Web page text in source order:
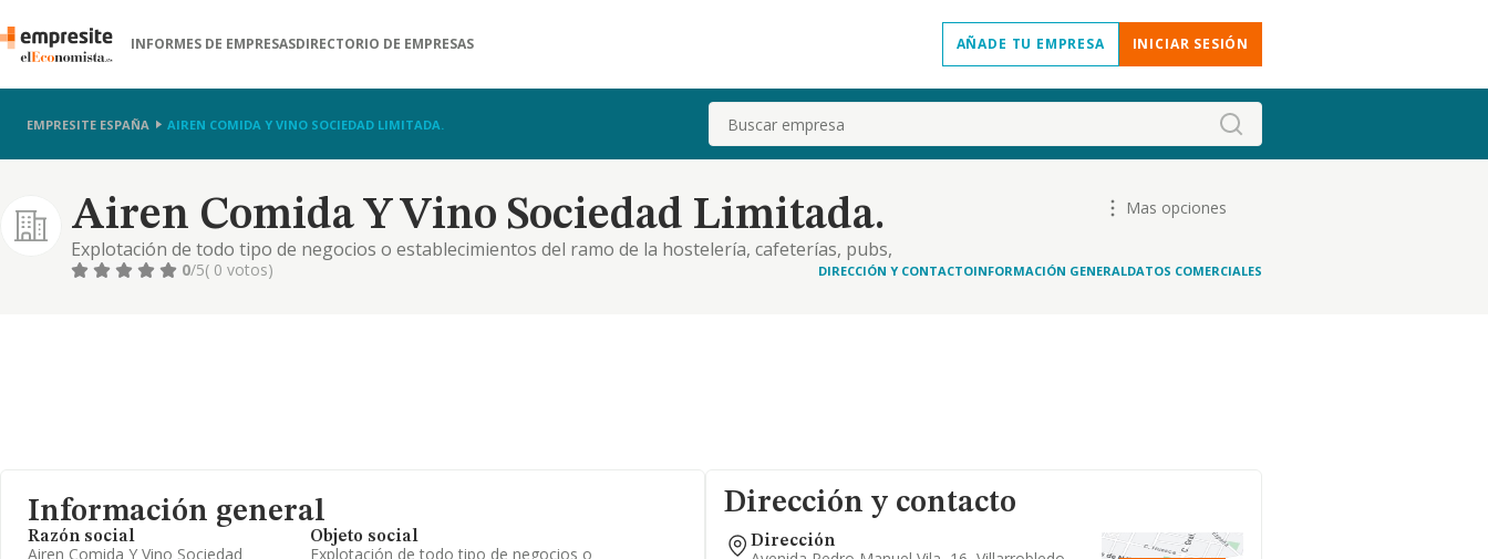
INFORMES DE EMPRESASDIRECTORIO DE EMPRESAS AÑADE TU EMPRESA INICIAR SESIÓN
EMPRESITE ESPAÑA AIREN COMIDA Y VINO SOCIEDAD LIMITADA. Buscar
Airen Comida Y Vino Sociedad Limitada.
Explotación de todo tipo de negocios o establecimientos del ramo de la hostelería, cafeterías, pubs,
bares, discobares, hamburgueserías, pizzerías, restaurantes, mesones, hoteles, paradores, moteles,
Mas opciones
0/5( 0 votos) DIRECCIÓN Y CONTACTOINFORMACIÓN GENERALDATOS COMERCIALES
Información general
Razón social
Airen Comida Y Vino Sociedad
Objeto social
Explotación de todo tipo de negocios o
Dirección y contacto
Dirección